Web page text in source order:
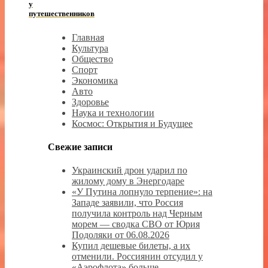
у
путешественников
Главная
Культура
Общество
Спорт
Экономика
Авто
Здоровье
Наука и технологии
Космос: Открытия и Будущее
Свежие записи
Украинский дрон ударил по
жилому дому в Энергодаре
«У Путина лопнуло терпение»: на
Западе заявили, что Россия
получила контроль над Черным
морем — сводка СВО от Юрия
Подоляки от 06.08.2026
Купил дешевые билеты, а их
отменили. Россиянин отсудил у